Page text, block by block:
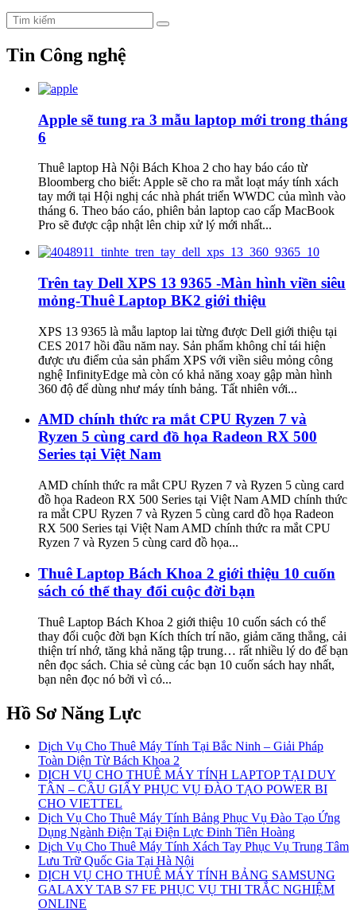
Tin Công nghệ
Apple sẽ tung ra 3 mẫu laptop mới trong tháng
6
Thuê laptop Hà Nội Bách Khoa 2 cho hay báo cáo từ
Bloomberg cho biết: Apple sẽ cho ra mắt loạt máy tính xách
tay mới tại Hội nghị các nhà phát triển WWDC của mình vào
tháng 6. Theo báo cáo, phiên bản laptop cao cấp MacBook
Pro sẽ được cập nhật lên chip xử lý mới nhất...
Trên tay Dell XPS 13 9365 -Màn hình viền siêu
mỏng-Thuê Laptop BK2 giới thiệu
XPS 13 9365 là mẫu laptop lai từng được Dell giới thiệu tại
CES 2017 hồi đầu năm nay. Sản phẩm không chỉ tái hiện
được ưu điểm của sản phẩm XPS với viền siêu mỏng công
nghệ InfinityEdge mà còn có khả năng xoay gập màn hình
360 độ để dùng như máy tính bảng. Tất nhiên với...
AMD chính thức ra mắt CPU Ryzen 7 và
Ryzen 5 cùng card đồ họa Radeon RX 500
Series tại Việt Nam
AMD chính thức ra mắt CPU Ryzen 7 và Ryzen 5 cùng card
đồ họa Radeon RX 500 Series tại Việt Nam AMD chính thức
ra mắt CPU Ryzen 7 và Ryzen 5 cùng card đồ họa Radeon
RX 500 Series tại Việt Nam AMD chính thức ra mắt CPU
Ryzen 7 và Ryzen 5 cùng card đồ họa...
Thuê Laptop Bách Khoa 2 giới thiệu 10 cuốn
sách có thể thay đổi cuộc đời bạn
Thuê Laptop Bách Khoa 2 giới thiệu 10 cuốn sách có thể
thay đổi cuộc đời bạn Kích thích trí não, giảm căng thẳng, cải
thiện trí nhớ, tăng khả năng tập trung… rất nhiều lý do để bạn
nên đọc sách. Chia sẻ cùng các bạn 10 cuốn sách hay nhất,
bạn nên đọc nó bởi vì có...
Hồ Sơ Năng Lực
Dịch Vụ Cho Thuê Máy Tính Tại Bắc Ninh – Giải Pháp
Toàn Diện Từ Bách Khoa 2
DỊCH VỤ CHO THUÊ MÁY TÍNH LAPTOP TẠI DUY
TÂN – CẦU GIẤY PHỤC VỤ ĐÀO TẠO POWER BI
CHO VIETTEL
Dịch Vụ Cho Thuê Máy Tính Bảng Phục Vụ Đào Tạo Ứng
Dụng Ngành Điện Tại Điện Lực Đinh Tiên Hoàng
Dịch Vụ Cho Thuê Máy Tính Xách Tay Phục Vụ Trung Tâm
Lưu Trữ Quốc Gia Tại Hà Nội
DỊCH VỤ CHO THUÊ MÁY TÍNH BẢNG SAMSUNG
GALAXY TAB S7 FE PHỤC VỤ THI TRẮC NGHIỆM
ONLINE